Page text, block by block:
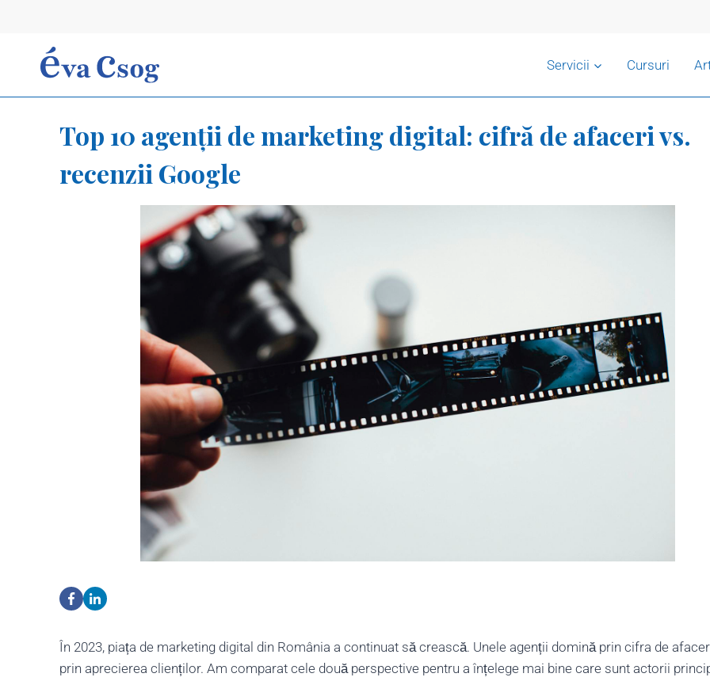
Servicii Cursuri
Top 10 agenții de marketing digital: cifră de afaceri vs.
recenzii Google
În 2023, piața de marketing digital din România a continuat să crească. Unele agenții domină prin cifra de
prin aprecierea clienților. Am comparat cele două perspective pentru a înțelege mai bine care sunt actorii